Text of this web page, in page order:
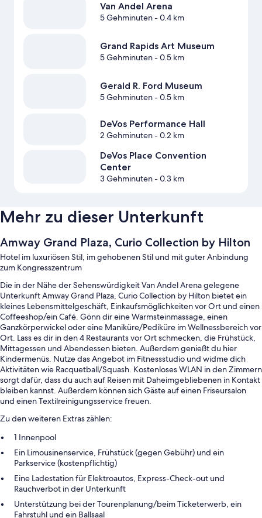
Van Andel Arena
5 Gehminuten- 0.4 km
Grand Rapids Art Museum
5 Gehminuten- 0.5 km
Gerald R. Ford Museum
5 Gehminuten- 0.5 km
DeVos Performance Hall
2 Gehminuten- 0.2 km
DeVos Place Convention
Center
3 Gehminuten- 0.3 km
Mehr zu dieser Unterkunft
Amway Grand Plaza, Curio Collection by Hilton
Hotel im luxuriösen Stil, im gehobenen Stil und mit guter Anbindung
zum Kongresszentrum
Die in der Nähe der Sehenswürdigkeit Van Andel Arena gelegene
Unterkunft Amway Grand Plaza, Curio Collection by Hilton bietet ein
kleines Lebensmittelgeschäft, Einkaufsmöglichkeiten vor Ort und einen
Coffeeshop/ein Café. Gönn dir eine Warmsteinmassage, einen
Ganzkörperwickel oder eine Maniküre/Pediküre im Wellnessbereich vor
Ort. Lass es dir in den 4 Restaurants vor Ort schmecken, die Frühstück,
Mittagessen und Abendessen bieten. Außerdem genießt du hier
Kindermenüs. Nutze das Angebot im Fitnessstudio und widme dich
Aktivitäten wie Racquetball/Squash. Kostenloses WLAN in den Zimmern
sorgt dafür, dass du auch auf Reisen mit Daheimgebliebenen in Kontakt
bleiben kannst. Außerdem können sich Gäste auf einen Friseursalon
und einen Textilreinigungsservice freuen.
Zu den weiteren Extras zählen:
1 Innenpool
Ein Limousinenservice, Frühstück (gegen Gebühr) und ein
Parkservice (kostenpflichtig)
Eine Ladestation für Elektroautos, Express-Check-out und
Rauchverbot in der Unterkunft
Unterstützung bei der Tourenplanung/beim Ticketerwerb, ein
Fahrstuhl und ein Ballsaal